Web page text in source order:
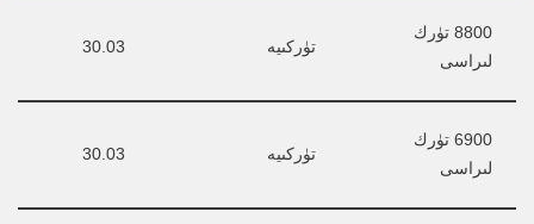
8800 تۈرك
لىراسى
تۈركىيە 30.03
6900 تۈرك
لىراسى
تۈركىيە 30.03